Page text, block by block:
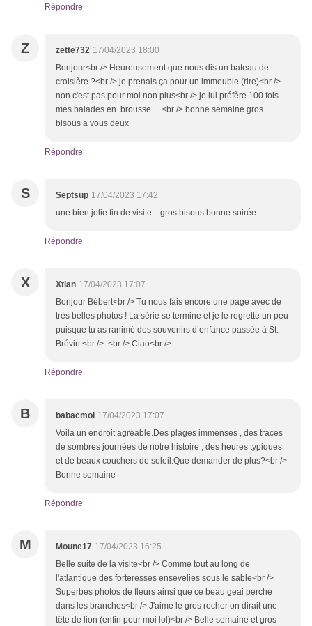
Répondre
Z zette732 17/04/2023 18:00
Bonjour<br /> Heureusement que nous dis un bateau de
croisière ?<br /> je prenais ça pour un immeuble (rire)<br />
non c'est pas pour moi non plus<br /> je lui préfère 100 fois
mes balades en brousse ....<br /> bonne semaine gros
bisous a vous deux
Répondre
S Septsup 17/04/2023 17:42
une bien jolie fin de visite... gros bisous bonne soirée
Répondre
X Xtian 17/04/2023 17:07
Bonjour Bébert<br /> Tu nous fais encore une page avec de
très belles photos ! La série se termine et je le regrette un peu
puisque tu as ranimé des souvenirs d’enfance passée à St.
Brévin.<br /> <br /> Ciao<br />
Répondre
B babacmoi 17/04/2023 17:07
Voila un endroit agréable.Des plages immenses , des traces
de sombres journées de notre histoire , des heures typiques
et de beaux couchers de soleil.Que demander de plus?<br />
Bonne semaine
Répondre
M Moune17 17/04/2023 16:25
Belle suite de la visite<br /> Comme tout au long de
l'atlantique des forteresses ensevelies sous le sable<br />
Superbes photos de fleurs ainsi que ce beau geai perché
dans les branches<br /> J'aime le gros rocher on dirait une
tête de lion (enfin pour moi lol)<br /> Belle semaine et gros